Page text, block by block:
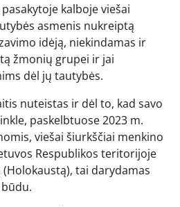
kalboje viešai
asmenis nukreiptą
idėją, niekindamas ir
žmonių grupei ir jai
dėl jų tautybės.
nuteistas ir dėl to, kad savo
paskelbtuose 2023 m.
viešai šiurkščiai menkino
Respublikos teritorijoje
tai darydamas